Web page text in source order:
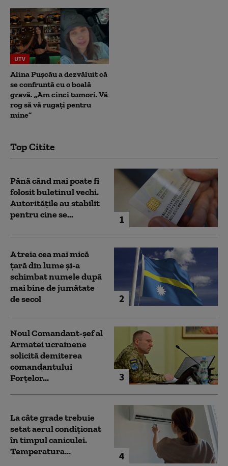
UTV
Alina Pușcău a dezvăluit că
se confruntă cu o boală
gravă. „Am cinci tumori. Vă
rog să vă rugați pentru
mine”
Top Citite
1
Până când mai poate fi
folosit buletinul vechi.
Autoritățile au stabilit
pentru cine se...
2
A treia cea mai mică
țară din lume și-a
schimbat numele după
mai bine de jumătate
de secol
3
Noul Comandant-șef al
Armatei ucrainene
solicită demiterea
comandantului
Forțelor...
4
La câte grade trebuie
setat aerul condiționat
în timpul caniculei.
Temperatura...